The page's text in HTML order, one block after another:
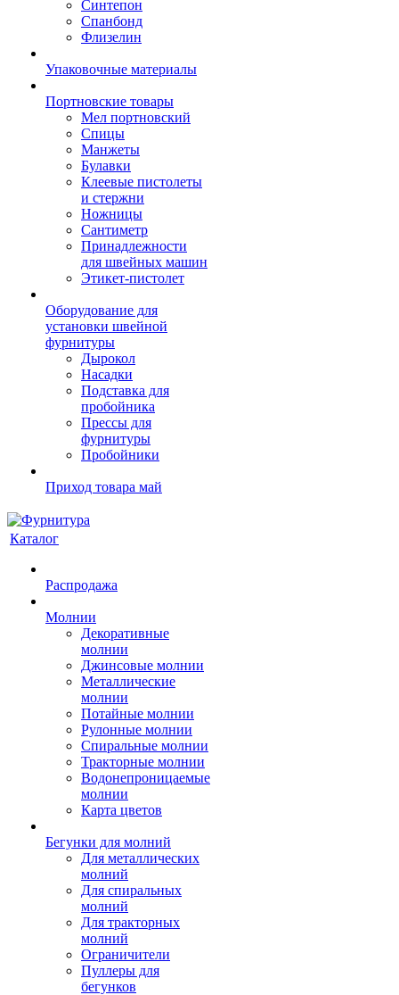
Синтепон
Спанбонд
Флизелин
Упаковочные материалы
Портновские товары
Мел портновский
Спицы
Манжеты
Булавки
Клеевые пистолеты
и стержни
Ножницы
Сантиметр
Принадлежности
для швейных машин
Этикет-пистолет
Оборудование для
установки швейной
фурнитуры
Дырокол
Насадки
Подставка для
пробойника
Прессы для
фурнитуры
Пробойники
Приход товара май
Каталог
Распродажа
Молнии
Декоративные
молнии
Джинсовые молнии
Металлические
молнии
Потайные молнии
Рулонные молнии
Спиральные молнии
Тракторные молнии
Водонепроницаемые
молнии
Карта цветов
Бегунки для молний
Для металлических
молний
Для спиральных
молний
Для тракторных
молний
Ограничители
Пуллеры для
бегунков